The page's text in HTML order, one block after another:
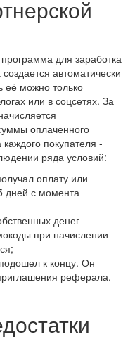
для заработка
автоматически
её можно только
или в соцсетях. За
оплаченного
покупателя -
ряда условий:
оплату или
дней с момента
денег
при начислении
к концу. Он
реферала.